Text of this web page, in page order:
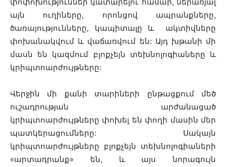
փոփոխություններ կատարելու համար, ներառյալ
այն ուղիները, որոնցով ապրանքները,
ծառայությունները, կապիտալը և ակտիվները
փոխանակվում և վաճառվում են: Այդ խթանի մի
մասն են կազմում բլոքչեյն տեխնոլոգիաները և
կրիպտոարժույթները:
Վերջին մի քանի տարիների ընթացքում մեծ
ուշադրության արժանացած
կրիպտոարժույթները փոխել են փողի մասին մեր
պատկերացումները: Սակայն
կրիպտոարժույթները բլոքչեյն տեխնոլոգիաների
«արտադրանք» են, և այս նորագույն